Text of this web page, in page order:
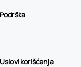
Podrška
Uslovi korišćenja